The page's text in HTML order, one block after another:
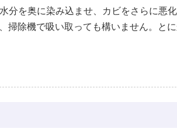
分を奥に染み込ませ、カビをさらに悪
除機で吸い取っても構いません。と